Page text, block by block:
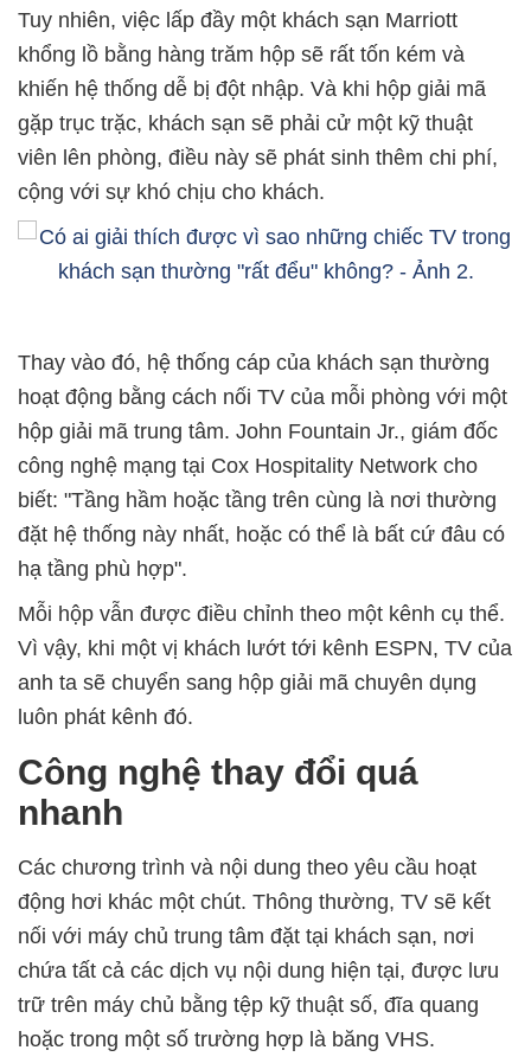
Tuy nhiên, việc lấp đầy một khách sạn Marriott
khổng lồ bằng hàng trăm hộp sẽ rất tốn kém và
khiến hệ thống dễ bị đột nhập. Và khi hộp giải mã
gặp trục trặc, khách sạn sẽ phải cử một kỹ thuật
viên lên phòng, điều này sẽ phát sinh thêm chi phí,
cộng với sự khó chịu cho khách.
Thay vào đó, hệ thống cáp của khách sạn thường
hoạt động bằng cách nối TV của mỗi phòng với một
hộp giải mã trung tâm. John Fountain Jr., giám đốc
công nghệ mạng tại Cox Hospitality Network cho
biết: "Tầng hầm hoặc tầng trên cùng là nơi thường
đặt hệ thống này nhất, hoặc có thể là bất cứ đâu có
hạ tầng phù hợp".
Mỗi hộp vẫn được điều chỉnh theo một kênh cụ thể.
Vì vậy, khi một vị khách lướt tới kênh ESPN, TV của
anh ta sẽ chuyển sang hộp giải mã chuyên dụng
luôn phát kênh đó.
Công nghệ thay đổi quá
nhanh
Các chương trình và nội dung theo yêu cầu hoạt
động hơi khác một chút. Thông thường, TV sẽ kết
nối với máy chủ trung tâm đặt tại khách sạn, nơi
chứa tất cả các dịch vụ nội dung hiện tại, được lưu
trữ trên máy chủ bằng tệp kỹ thuật số, đĩa quang
hoặc trong một số trường hợp là băng VHS.